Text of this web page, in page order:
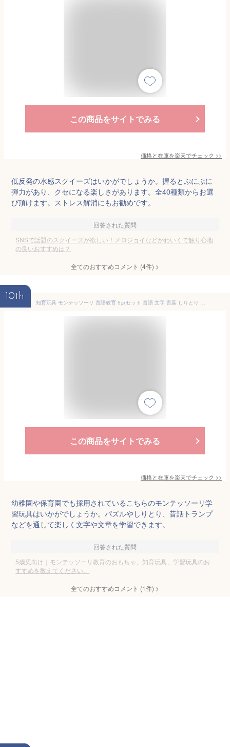
この商品をサイトでみる
価格と在庫を楽天でチェック >>
低反発の水感スクイーズはいかがでしょうか。握るとぷにぷに
弾力があり、クセになる楽しさがあります。全40種類からお選
び頂けます。ストレス解消にもお勧めです。
回答された質問
SNSで話題のスクイーズが欲しい！メロジョイなどかわいくて触り心地
の良いおすすめは？
全てのおすすめコメント (4件) >
10th
知育玩具 モンテッソーリ 言語教育 5点セット 言語 文字 言葉 しりとり 国語 文章 学習 勉強 教具 知育おもちゃ 指先遊び 指先知育 おもちゃ 1歳 2歳 3歳 4歳 5歳 6歳 男の子 女の子 幼児 子ども 子供 キッズ ベビー 誕生日プレゼント お祝い ギフト
この商品をサイトでみる
価格と在庫を楽天でチェック >>
幼稚園や保育園でも採用されているこちらのモンテッソーリ学
習玩具はいかがでしょうか。パズルやしりとり、昔話トランプ
などを通して楽しく文字や文章を学習できます。
回答された質問
5歳児向け｜モンテッソーリ教育のおもちゃ、知育玩具、学習玩具のお
すすめを教えてください。
全てのおすすめコメント (1件) >